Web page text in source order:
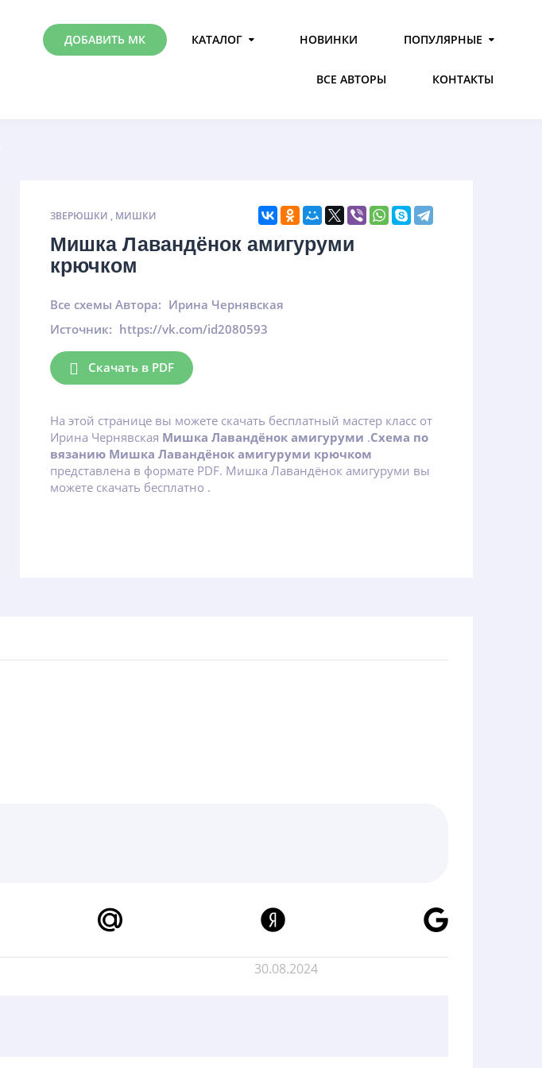
ДОБАВИТЬ МК КАТАЛОГ НОВИНКИ ПОПУЛЯРНЫЕ
ВСЕ АВТОРЫ КОНТАКТЫ
ЗВЕРЮШКИ , МИШКИ
Мишка Лавандёнок амигуруми
крючком
Все схемы Автора: Ирина Чернявская
Источник: https://vk.com/id2080593
Скачать в PDF
На этой странице вы можете скачать бесплатный мастер класс от
Ирина Чернявская Мишка Лавандёнок амигуруми .Схема по
вязанию Мишка Лавандёнок амигуруми крючком
представлена в формате PDF. Мишка Лавандёнок амигуруми вы
можете скачать бесплатно .
30.08.2024